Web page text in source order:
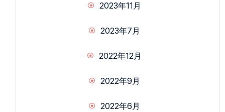
2023年11月
2023年7月
2022年12月
2022年9月
2022年6月